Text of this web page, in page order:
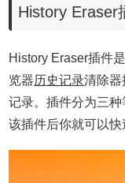
History Eraser
History Eraser插件
览器历史记录清除器
记录。插件分为三
该插件后你就可以快